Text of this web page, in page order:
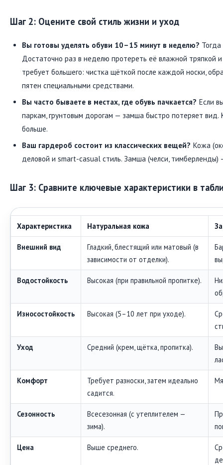
Шаг 2: Оцените свой стиль жизни и уход
Вы готовы уделять обуви 10–15 минут в неделю?
Достаточно раз в неделю протереть её влажной тряпкой
требует большего: чистка щёткой после каждой носки,
пятен специальными средствами.
Вы часто бываете в местах, где обувь пачкается? Если
паркам, грунтовым дорогам — замша быстро потеряет
больше.
Ваш гардероб состоит из классических вещей? Кожа
деловой и smart-casual стиль. Замша (челси, тимберленды)
Шаг 3: Сравните ключевые характеристики в
Характеристика Натуральная кожа
Внешний вид
Гладкий, блестящий или матовый (в
зависимости от отделки).
Водостойкость Высокая (при правильной пропитке).
Износостойкость Высокая (5–10 лет при уходе).
Уход Средний (крем, щётка, пропитка).
Комфорт
Требует разноски, затем идеально
садится.
Сезонность
Всесезонная (с утеплителем —
зима).
Цена Выше среднего.